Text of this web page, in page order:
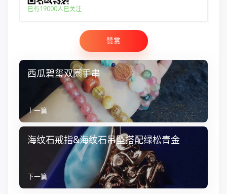
已有19000人已关注
赞赏
西瓜碧玺双圈手串
上一篇
海纹石戒指&海纹石吊坠搭配绿松青金
下一篇